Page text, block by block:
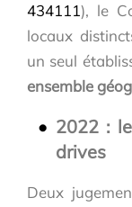
434111), le
locaux
un seul
ensemble
2022 :
drives
Deux